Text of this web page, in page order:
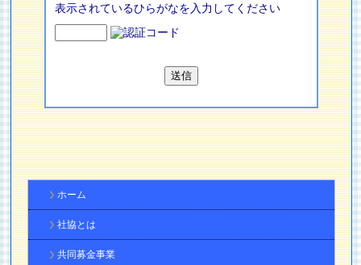
表示されているひらがなを入力してください
ホーム
社協とは
共同募金事業